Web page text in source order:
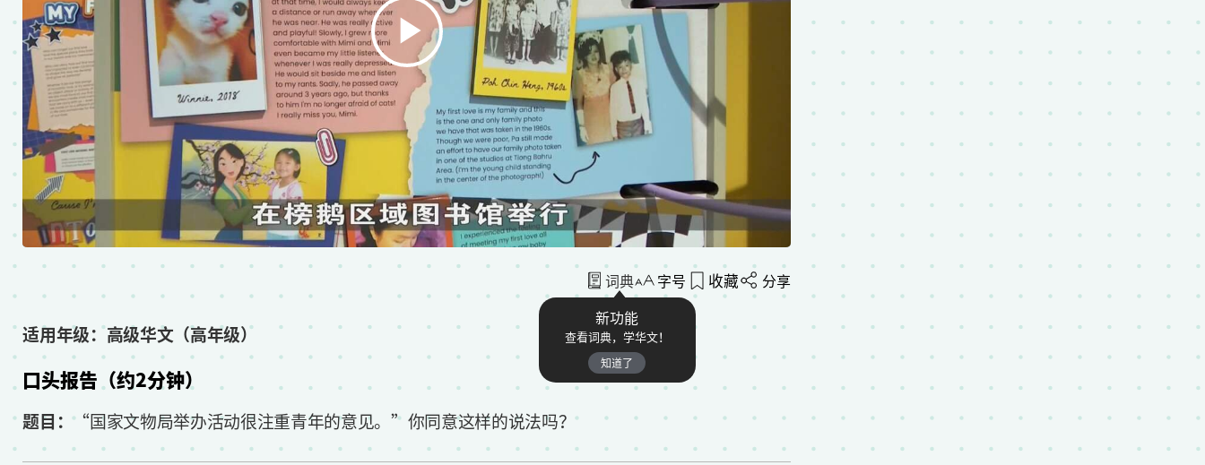
词典
新功能
查看词典，学华文！
知道了
字号 收藏 分享
适用年级：高级华文（高年级）
口头报告（约2分钟）
题目：“国家文物局举办活动很注重青年的意见。”你同意这样的说法吗？